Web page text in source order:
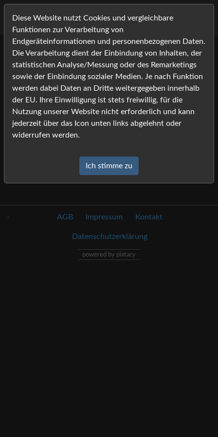
2012
Clifden Show
Friday
Impressions
Thursday
Wednesday
Diese Website nutzt Cookies und vergleichbare
Funktionen zur Verarbeitung von
Endgeräteinformationen und personenbezogenen Daten.
Die Verarbeitung dient der Einbindung von Inhalten, der
statistischen Analyse/Messung oder des Remarketings
sowie der Einbindung sozialer Medien. Je nach Funktion
werden dabei Daten an Dritte weitergegeben innerhalb
der EU. Ihre Einwilligung ist stets freiwillig, für die
Nutzung unserer Website nicht erforderlich und kann
jederzeit über das Icon unten links abgelehnt oder
widerrufen werden.
Ich stimme zu
. AGB Impressum Kontakt
Datenschutzerklärung
powered by pixtacy